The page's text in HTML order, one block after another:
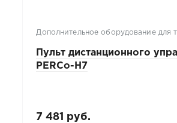
Дополнительное оборудование для
Пульт дистанционного
PERCo-H7
7 481 руб.